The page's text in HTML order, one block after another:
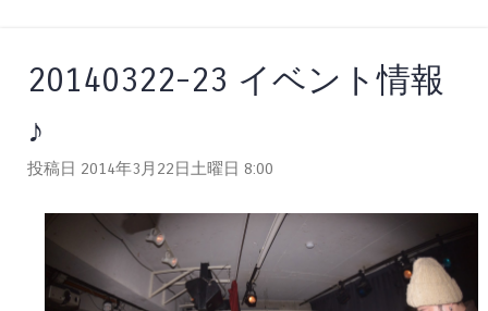
20140322-23 イベント情報
♪
投稿日 2014年3月22日土曜日 8:00